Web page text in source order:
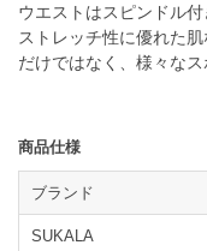
ウエストはスピンドル付
ストレッチ性に優れた
だけではなく、様々な
商品仕様
ブランド
SUKALA